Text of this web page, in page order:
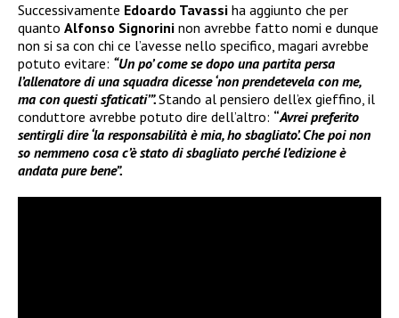
Successivamente Edoardo Tavassi ha aggiunto che per
quanto Alfonso Signorini non avrebbe fatto nomi e dunque
non si sa con chi ce l’avesse nello specifico, magari avrebbe
potuto evitare: “Un po’ come se dopo una partita persa
l’allenatore di una squadra dicesse ‘non prendetevela con me,
ma con questi sfaticati’”.Stando al pensiero dell’ex gieffino, il
conduttore avrebbe potuto dire dell’altro: “Avrei preferito
sentirgli dire ‘la responsabilità è mia, ho sbagliato’. Che poi non
so nemmeno cosa c’è stato di sbagliato perché l’edizione è
andata pure bene”.